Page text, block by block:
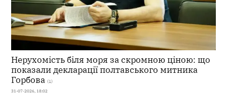
Нерухомість біля моря за скромною ціною: що
показали декларації полтавського митника
Горбова (1)
31-07-2026, 18:02